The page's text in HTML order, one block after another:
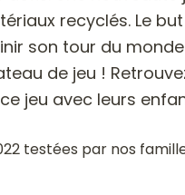
recyclés. Le
son tour du
de jeu !
jeu avec leurs
testées par nos